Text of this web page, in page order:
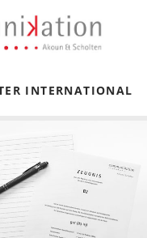
INTERNATIONAL